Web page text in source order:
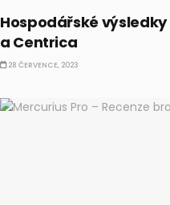
Hospodářské výsledky
a Centrica
28 ČERVENCE, 2023